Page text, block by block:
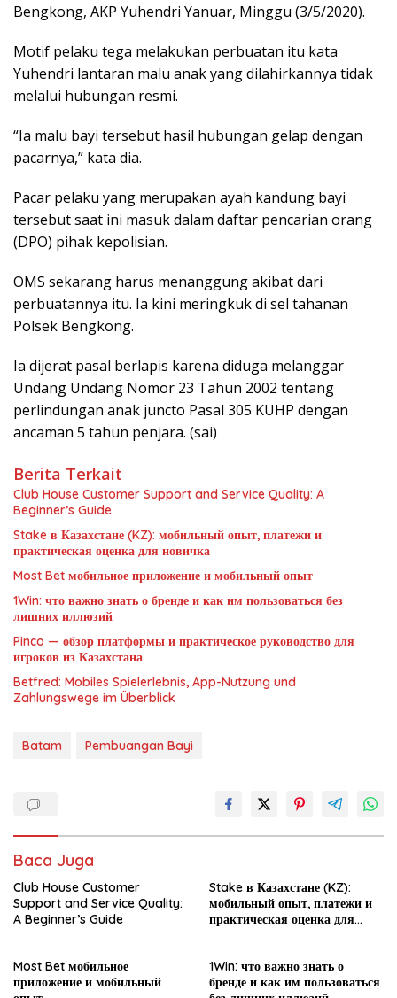
Bengkong, AKP Yuhendri Yanuar, Minggu (3/5/2020).
Motif pelaku tega melakukan perbuatan itu kata
Yuhendri lantaran malu anak yang dilahirkannya tidak
melalui hubungan resmi.
“Ia malu bayi tersebut hasil hubungan gelap dengan
pacarnya,” kata dia.
Pacar pelaku yang merupakan ayah kandung bayi
tersebut saat ini masuk dalam daftar pencarian orang
(DPO) pihak kepolisian.
OMS sekarang harus menanggung akibat dari
perbuatannya itu. Ia kini meringkuk di sel tahanan
Polsek Bengkong.
Ia dijerat pasal berlapis karena diduga melanggar
Undang Undang Nomor 23 Tahun 2002 tentang
perlindungan anak juncto Pasal 305 KUHP dengan
ancaman 5 tahun penjara. (sai)
Berita Terkait
Club House Customer Support and Service Quality: A
Beginner’s Guide
Stake в Казахстане (KZ): мобильный опыт, платежи и
практическая оценка для новичка
Most Bet мобильное приложение и мобильный опыт
1Win: что важно знать о бренде и как им пользоваться без
лишних иллюзий
Pinco — обзор платформы и практическое руководство для
игроков из Казахстана
Betfred: Mobiles Spielerlebnis, App-Nutzung und
Zahlungswege im Überblick
Batam Pembuangan Bayi
Baca Juga
Club House Customer
Support and Service Quality:
A Beginner’s Guide
Stake в Казахстане (KZ):
мобильный опыт, платежи и
практическая оценка для
Most Bet мобильное
приложение и мобильный
1Win: что важно знать о
бренде и как им пользоваться